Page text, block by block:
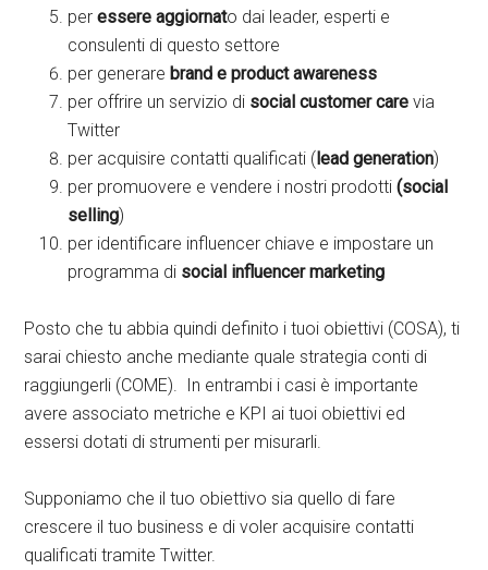
peressere aggiornato dai leader, esperti e
consulenti di questo settore
per generarebrand e product awareness
per offrire un servizio di social customer care via
Twitter
per acquisire contatti qualificati (lead generation)
per promuovere e vendere i nostri prodotti(social
selling)
per identificare influencer chiave e impostare un
programma di social influencer marketing
Posto che tu abbia quindi definito i tuoi obiettivi (COSA), ti
sarai chiesto anche mediante quale strategia conti di
raggiungerli (COME). In entrambi i casi è importante
avere associato metriche e KPI ai tuoi obiettivi ed
essersi dotati di strumenti per misurarli.
Supponiamo che il tuo obiettivo sia quello di fare
crescere il tuo business e di voler acquisire contatti
qualificati tramite Twitter.